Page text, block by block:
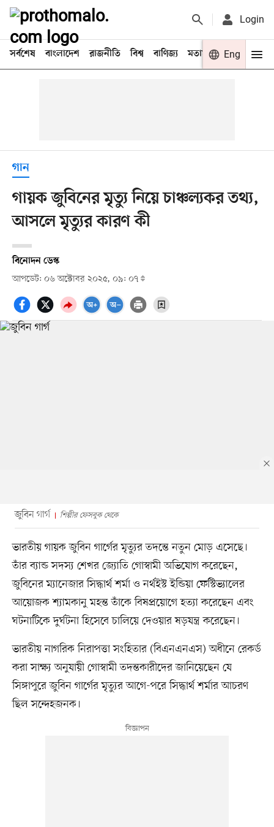
Login
সর্বশেষ বাংলাদেশ রাজনীতি বিশ্ব বাণিজ্য মতামত খেলা
Eng
গান
গায়ক জুবিনের মৃত্যু নিয়ে চাঞ্চল্যকর তথ্য,
আসলে মৃত্যুর কারণ কী
বিনোদন ডেস্ক
আপডেট: ০৬ অক্টোবর ২০২৫, ০৯: ০৭
জুবিন গার্গ শিল্পীর ফেসবুক থেকে
ভারতীয় গায়ক জুবিন গার্গের মৃত্যুর তদন্তে নতুন মোড় এসেছে।
তাঁর ব্যান্ড সদস্য শেখর জ্যোতি গোস্বামী অভিযোগ করেছেন,
জুবিনের ম্যানেজার সিদ্ধার্থ শর্মা ও নর্থইস্ট ইন্ডিয়া ফেস্টিভ্যালের
আয়োজক শ্যামকানু মহন্ত তাঁকে বিষপ্রয়োগে হত্যা করেছেন এবং
ঘটনাটিকে দুর্ঘটনা হিসেবে চালিয়ে দেওয়ার ষড়যন্ত্র করেছেন।
ভারতীয় নাগরিক নিরাপত্তা সংহিতার (বিএনএনএস) অধীনে রেকর্ড
করা সাক্ষ্য অনুযায়ী গোস্বামী তদন্তকারীদের জানিয়েছেন যে
সিঙ্গাপুরে জুবিন গার্গের মৃত্যুর আগে-পরে সিদ্ধার্থ শর্মার আচরণ
ছিল সন্দেহজনক।